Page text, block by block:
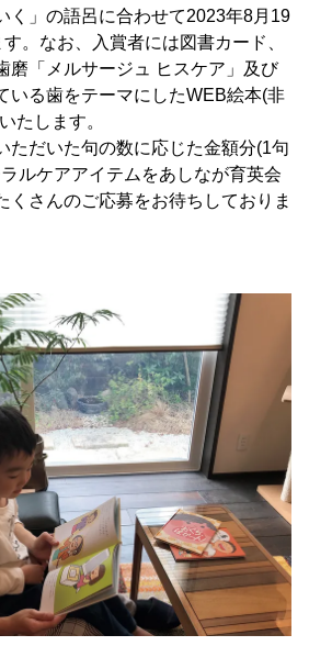
く」の語呂に合わせて2023年8月19
。なお、入賞者には図書カード、
磨「メルサージュ ヒスケア」及び
いる歯をテーマにしたWEB絵本(非
たします。
ただいた句の数に応じた金額分(1句
ルケアアイテムをあしなが育英会
くさんのご応募をお待ちしておりま